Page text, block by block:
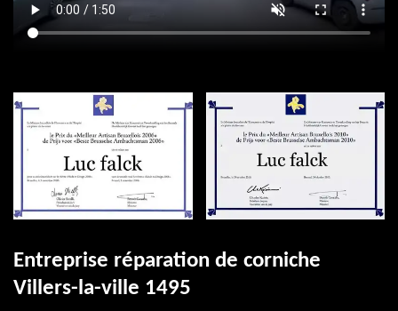
Entreprise réparation de corniche
Villers-la-ville 1495